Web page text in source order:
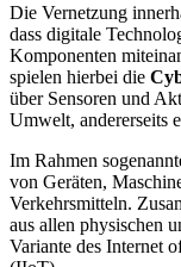
Die Vernetzung
dass digitale
Komponenten
spielen hierbei die
über Sensoren und
Umwelt, andererseits
Im Rahmen
von Geräten,
Verkehrsmitteln.
aus allen physischen
Variante des Internet